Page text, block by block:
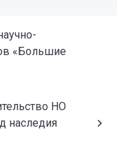
«Большие
НО
наследия